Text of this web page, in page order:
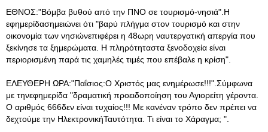
ΕΘΝΟΣ:"Βόμβα βυθού από την ΠΝΟ σε τουρισμό-νησιά".Η
εφημερίδασημειώνει ότι "βαρύ πλήγμα στον τουρισμό και στην
οικονομία των νησιώνεπιφέρει η 48ωρη ναυτεργατική απεργία που
ξεκίνησε τα ξημερώματα. Η πληρότηταστα ξενοδοχεία είναι
περιορισμένη παρά τις χαμηλές τιμές που επέβαλε η κρίση".
ΕΛΕΥΘΕΡΗ ΩΡΑ:"Παΐσιος:Ο Χριστός μας ενημέρωσε!!!".Σύμφωνα
με τηνεφημερίδα "δραματική προειδοποίηση του Αγιορείτη γέροντα.
Ο αριθμός 666δεν είναι τυχαίος!!! Με κανέναν τρόπο δεν πρέπει να
δεχτούμε την ΗλεκτρονικήΤαυτότητα. Τι είναι το Χάραγμα; ".